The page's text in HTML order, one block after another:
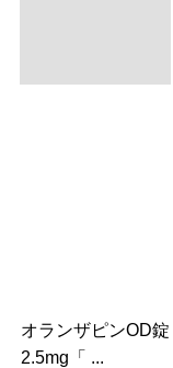
オランザピンOD錠
2.5mg「 ...